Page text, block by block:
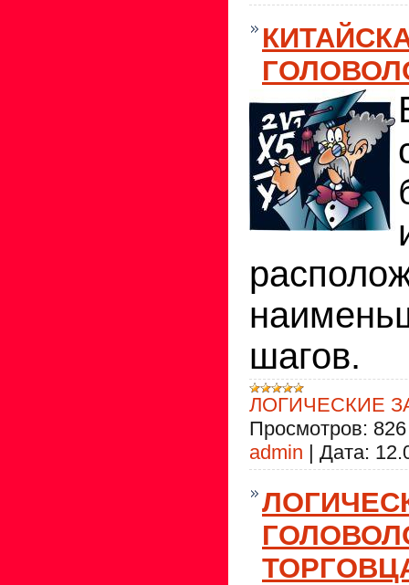
шагов.
ЛОГИЧЕСКИЕ
Просмотров: 826
admin | Дата: